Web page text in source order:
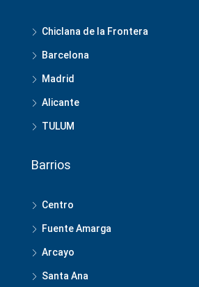
Chiclana de la Frontera
Barcelona
Madrid
Alicante
TULUM
Barrios
Centro
Fuente Amarga
Arcayo
Santa Ana